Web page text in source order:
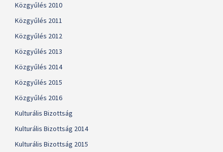
Közgyűlés 2010
Közgyűlés 2011
Közgyűlés 2012
Közgyűlés 2013
Közgyűlés 2014
Közgyűlés 2015
Közgyűlés 2016
Kulturális Bizottság
Kulturális Bizottság 2014
Kulturális Bizottság 2015